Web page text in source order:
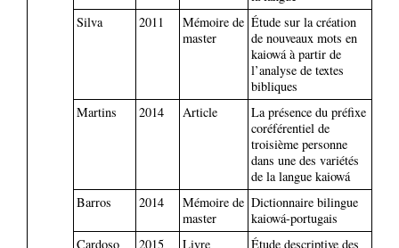
Silva
2011
Mémoire de
master
Étude sur la création
de nouveaux mots en
kaiowá à partir de
l’analyse de textes
bibliques
Martins
2014 Article
La présence du préfixe
coréférentiel de
troisième personne
dans une des variétés
de la langue kaiowá
Barros
2014
Mémoire de
master
Dictionnaire bilingue
kaiowá-portugais
Cardoso
2015 Livre
Étude descriptive des